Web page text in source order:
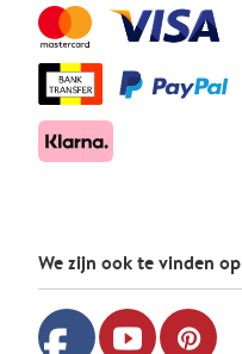
We zijn ook te vinden op
youtube pinterest